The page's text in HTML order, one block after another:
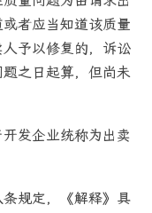
者应当知道该质量
予以修复的，诉讼
之日起算，但尚未
发企业统称为出卖
规定，《解释》具